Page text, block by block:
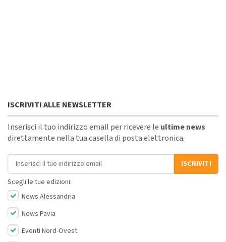
ISCRIVITI ALLE NEWSLETTER
Inserisci il tuo indirizzo email per ricevere le ultime news
direttamente nella tua casella di posta elettronica.
Indirizzo email
ISCRIVITI
Scegli le tue edizioni:
News Alessandria
News Pavia
Eventi Nord-Ovest